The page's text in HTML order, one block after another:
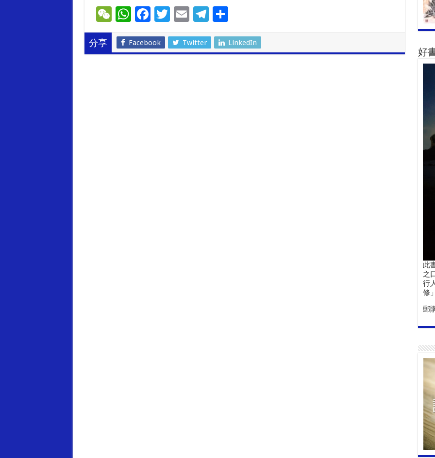
W
e
C
h
W
at
sA
F
e
b
T
tt
er
E
ai
l
T
e
gr
S
ar
e
分享 Facebook Twitter LinkedIn
好
此
之
行
修
郵